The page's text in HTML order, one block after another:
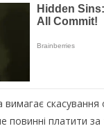
вимагає
повинні платити